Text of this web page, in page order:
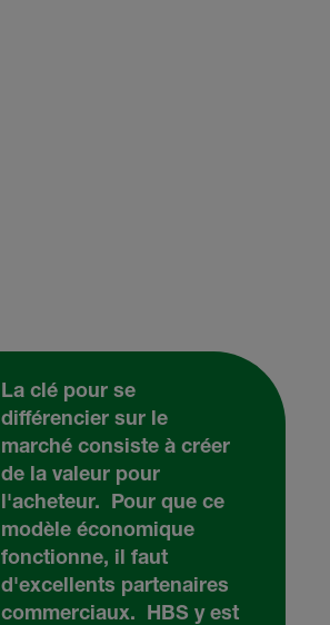
La clé pour se
différencier sur le
marché consiste à créer
de la valeur pour
l'acheteur. Pour que ce
modèle économique
fonctionne, il faut
d'excellents partenaires
commerciaux. HBS y est